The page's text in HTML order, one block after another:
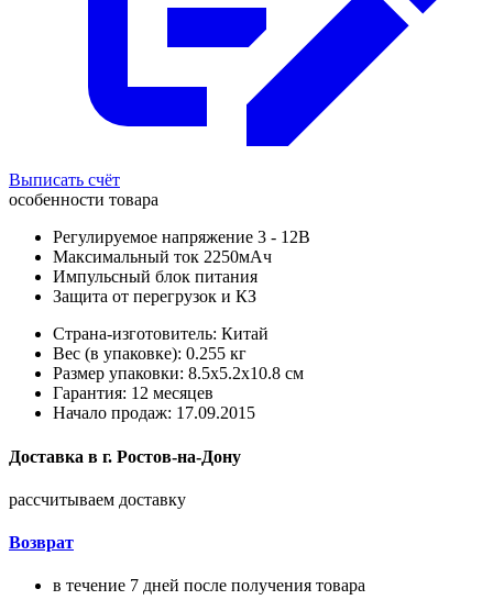
Выписать счёт
особенности товара
Регулируемое напряжение 3 - 12В
Максимальный ток 2250мАч
Импульсный блок питания
Защита от перегрузок и КЗ
Страна-изготовитель: Китай
Вес (в упаковке): 0.255 кг
Размер упаковки: 8.5x5.2x10.8 см
Гарантия: 12 месяцев
Начало продаж: 17.09.2015
Доставка в г. Ростов-на-Дону
рассчитываем доставку
Возврат
в течение 7 дней после получения товара